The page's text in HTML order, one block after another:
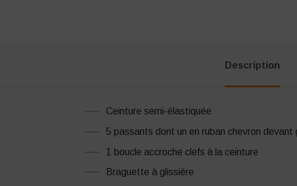
Description
Ceinture semi-élastiquée
5 passants dont un en ruban chevron devant
1 boucle accroche clefs à la ceinture
Braguette à glissière